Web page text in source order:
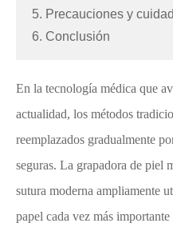
5. Precauciones y
6. Conclusión
En la tecnología médica que
actualidad, los métodos
reemplazados gradualmente
seguras. La grapadora de piel
sutura moderna ampliamente
papel cada vez más